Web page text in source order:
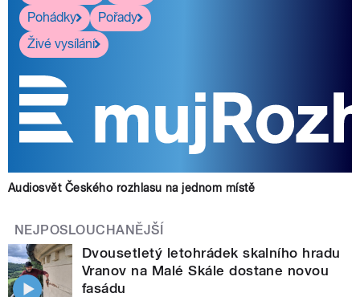
Pohádky
Pořady
Živé vysílání
Audiosvět Českého rozhlasu na jednom místě
NEJPOSLOUCHANĚJŠÍ
Dvousetletý letohrádek skalního hradu
Vranov na Malé Skále dostane novou
fasádu